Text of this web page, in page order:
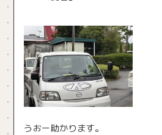
うおー助かります。